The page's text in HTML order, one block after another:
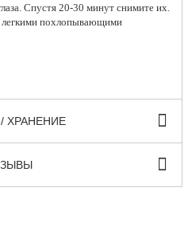
Спустя 20-30 минут снимите их.
легкими похлопывающими
ХРАНЕНИЕ